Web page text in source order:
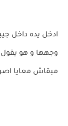
ادخل يده داخل
وجهها و هو
مبقاش معايا